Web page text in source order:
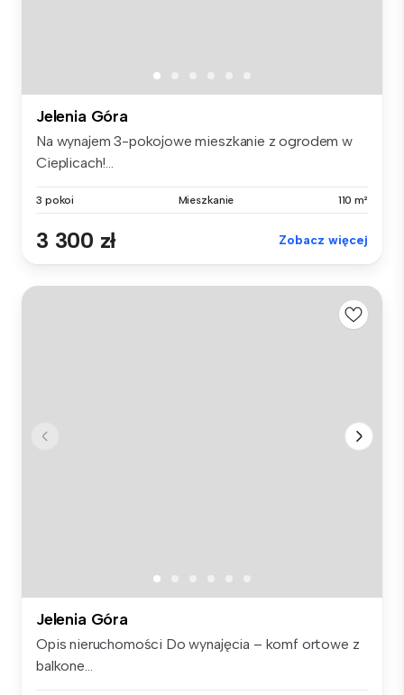
Jelenia Góra
Na wynajem 3-pokojowe mieszkanie z ogrodem w
Cieplicach!...
3 pokoi Mieszkanie 110 m²
3 300 zł Zobacz więcej
Jelenia Góra
Opis nieruchomości Do wynajęcia – komf ortowe z
balkone...